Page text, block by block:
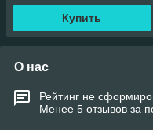
Купить
О нас
Рейтинг не
Менее 5 отзывов за